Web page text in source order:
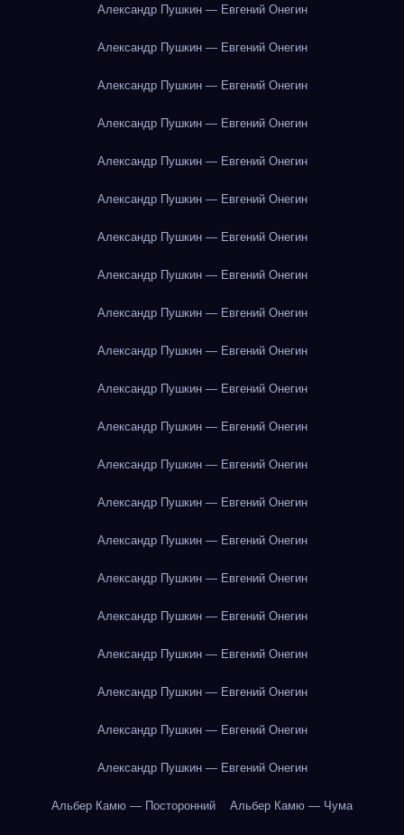
Александр Пушкин — Евгений Онегин
Александр Пушкин — Евгений Онегин
Александр Пушкин — Евгений Онегин
Александр Пушкин — Евгений Онегин
Александр Пушкин — Евгений Онегин
Александр Пушкин — Евгений Онегин
Александр Пушкин — Евгений Онегин
Александр Пушкин — Евгений Онегин
Александр Пушкин — Евгений Онегин
Александр Пушкин — Евгений Онегин
Александр Пушкин — Евгений Онегин
Александр Пушкин — Евгений Онегин
Александр Пушкин — Евгений Онегин
Александр Пушкин — Евгений Онегин
Александр Пушкин — Евгений Онегин
Александр Пушкин — Евгений Онегин
Александр Пушкин — Евгений Онегин
Александр Пушкин — Евгений Онегин
Александр Пушкин — Евгений Онегин
Александр Пушкин — Евгений Онегин
Александр Пушкин — Евгений Онегин
Альбер Камю — Посторонний Альбер Камю — Чума